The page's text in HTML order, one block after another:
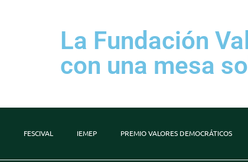
La Fundación
con una mesa
FESCIVAL IEMEP PREMIO VALORES DEMOCRÁTICOS